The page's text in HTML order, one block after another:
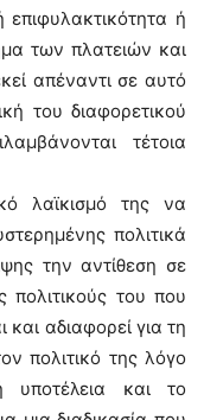
επιφυλακτικότητα ή
των πλατειών και
απέναντι σε αυτό
του διαφορετικού
τέτοια
λαϊκισμό της να
πολιτικά
την αντίθεση σε
πολιτικούς του που
αδιαφορεί για τη
πολιτικό της λόγο
και το